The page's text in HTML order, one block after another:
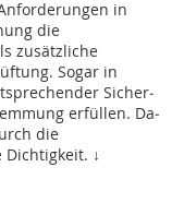
in
die
zusätzliche
­So­­­­gar in
Si­­cher­­
erfüllen. D­­a­­
die
↓